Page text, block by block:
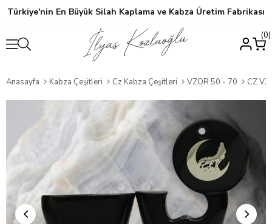
Türkiye'nin En Büyük Silah Kaplama ve Kabza Üretim Fabrikası
0
Anasayfa Kabza Çeşitleri Cz Kabza Çeşitleri VZOR 50 - 70 CZ VZOR